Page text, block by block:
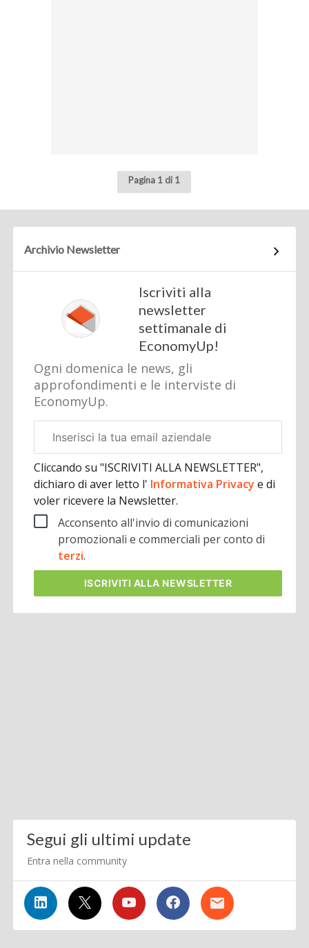
Pagina 1 di 1
Archivio Newsletter
Iscriviti alla
newsletter
settimanale di
EconomyUp!
Ogni domenica le news, gli
approfondimenti e le interviste di
EconomyUp.
aziendale
Cliccando su "ISCRIVITI ALLA NEWSLETTER",
dichiaro di aver letto l' Informativa Privacye di
voler ricevere la Newsletter.
Acconsento all'invio di comunicazioni
promozionali e commerciali per conto di
terzi.
ISCRIVITI ALLA NEWSLETTER
Segui gli ultimi update
Entra nella community